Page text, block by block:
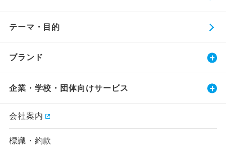
テーマ・目的
ブランド
企業・学校・団体向けサービス
会社案内
標識・約款